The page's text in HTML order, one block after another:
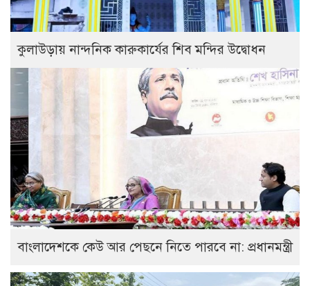
কুলাউড়ায় নান্দনিক কারুকার্যের শিব মন্দির উদ্বোধন
বাংলাদেশকে কেউ আর পেছনে নিতে পারবে না: প্রধানমন্ত্রী